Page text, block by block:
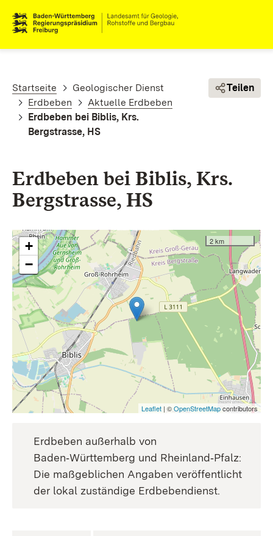
Pfadnavigation
Startseite
Geologischer Dienst
Erdbeben
Aktuelle Erdbeben
Erdbeben bei Biblis, Krs.
Bergstrasse, HS
Teilen
Erdbeben bei Biblis, Krs.
Bergstrasse, HS
+
−
2 km
Leaflet | ©OpenStreetMapcontributors
Erdbeben außerhalb von
Baden‑Württemberg und Rheinland‑Pfalz:
Die maßgeblichen Angaben veröffentlicht
der lokal zuständige Erdbebendienst.